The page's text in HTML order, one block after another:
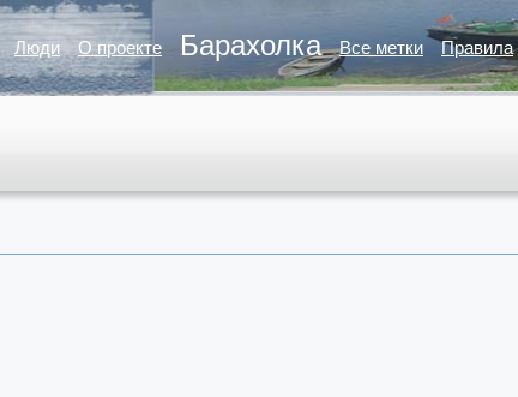
Люди О проекте Барахолка Все метки Правила